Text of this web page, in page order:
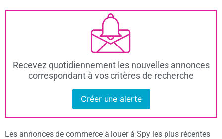
Recevez quotidiennement les nouvelles annonces
correspondant à vos critères de recherche
Créer une alerte
Les annonces de commerce à louer à Spy les plus récentes